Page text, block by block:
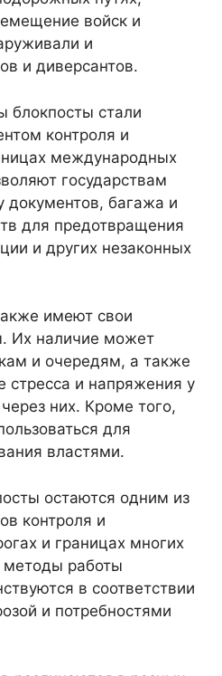
войск и
и
и диверсантов.
блокпосты стали
контроля и
международных
государствам
документов, багажа и
для предотвращения
и других незаконных
имеют свои
Их наличие может
и очередям, а также
стресса и напряжения у
них. Кроме того,
для
властями.
остаются одним из
контроля и
и границах многих
методы работы
в соответствии
и потребностями